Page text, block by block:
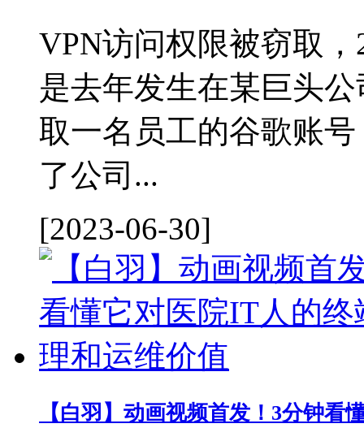
VPN访问权限被窃取
是去年发生在某巨头
取一名员工的谷歌账
了公司...
[2023-06-30]
【白羽】动画视频首发！3分钟